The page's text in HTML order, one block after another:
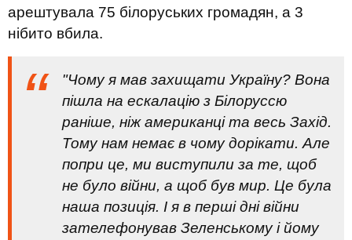
арештувала 75 білоруських громадян, а 3
нібито вбила.
"Чому я мав захищати Україну? Вона
пішла на ескалацію з Білоруссю
раніше, ніж американці та весь Захід.
Тому нам немає в чому дорікати. Але
попри це, ми виступили за те, щоб
не було війни, а щоб був мир. Це була
наша позиція. І я в перші дні війни
зателефонував Зеленському і йому